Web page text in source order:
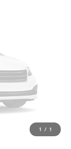
1 / 1